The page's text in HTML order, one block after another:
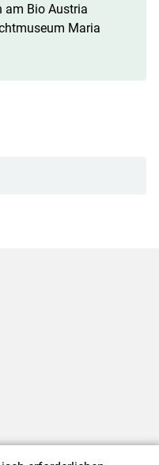
am Bio Austria
Maria